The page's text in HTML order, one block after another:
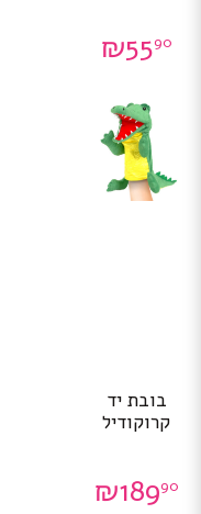
₪5590
בובת יד
קרוקודיל
₪18990